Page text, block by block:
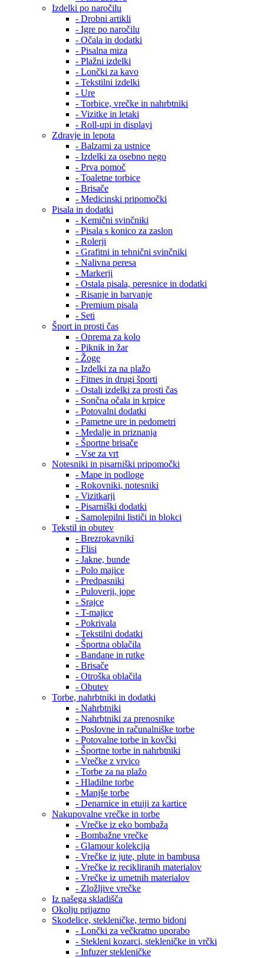
Izdelki po naročilu
- Drobni artikli
- Igre po naročilu
- Očala in dodatki
- Pisalna miza
- Plažni izdelki
- Lončki za kavo
- Tekstilni izdelki
- Ure
- Torbice, vrečke in nahrbtniki
- Vizitke in letaki
- Roll-upi in displayi
Zdravje in lepota
- Balzami za ustnice
- Izdelki za osebno nego
- Prva pomoč
- Toaletne torbice
- Brisače
- Medicinski pripomočki
Pisala in dodatki
- Kemični svinčniki
- Pisala s konico za zaslon
- Rolerji
- Grafitni in tehnični svinčniki
- Nalivna peresa
- Markerji
- Ostala pisala, peresnice in dodatki
- Risanje in barvanje
- Premium pisala
- Seti
Šport in prosti čas
- Oprema za kolo
- Piknik in žar
- Žoge
- Izdelki za na plažo
- Fitnes in drugi športi
- Ostali izdelki za prosti čas
- Sončna očala in krpice
- Potovalni dodatki
- Pametne ure in pedometri
- Medalje in priznanja
- Športne brisače
- Vse za vrt
Notesniki in pisarniški pripomočki
- Mape in podloge
- Rokovniki, notesniki
- Vizitkarji
- Pisarniški dodatki
- Samolepilni lističi in blokci
Tekstil in obutev
- Brezrokavniki
- Flisi
- Jakne, bunde
- Polo majice
- Predpasniki
- Puloverji, jope
- Srajce
- T-majice
- Pokrivala
- Tekstilni dodatki
- Športna oblačila
- Bandane in rutke
- Brisače
- Otroška oblačila
- Obutev
Torbe, nahrbtniki in dodatki
- Nahrbtniki
- Nahrbtniki za prenosnike
- Poslovne in računalniške torbe
- Potovalne torbe in kovčki
- Športne torbe in nahrbtniki
- Vrečke z vrvico
- Torbe za na plažo
- Hladilne torbe
- Manjše torbe
- Denarnice in etuiji za kartice
Nakupovalne vrečke in torbe
- Vrečke iz eko bombaža
- Bombažne vrečke
- Glamour kolekcija
- Vrečke iz jute, plute in bambusa
- Vrečke iz recikliranih materialov
- Vrečke iz umetnih materialov
- Zložljive vrečke
Iz našega skladišča
Okolju prijazno
Skodelice, stekleničke, termo bidoni
- Lončki za večkratno uporabo
- Stekleni kozarci, stekleničke in vrčki
- Infuzer stekleničke